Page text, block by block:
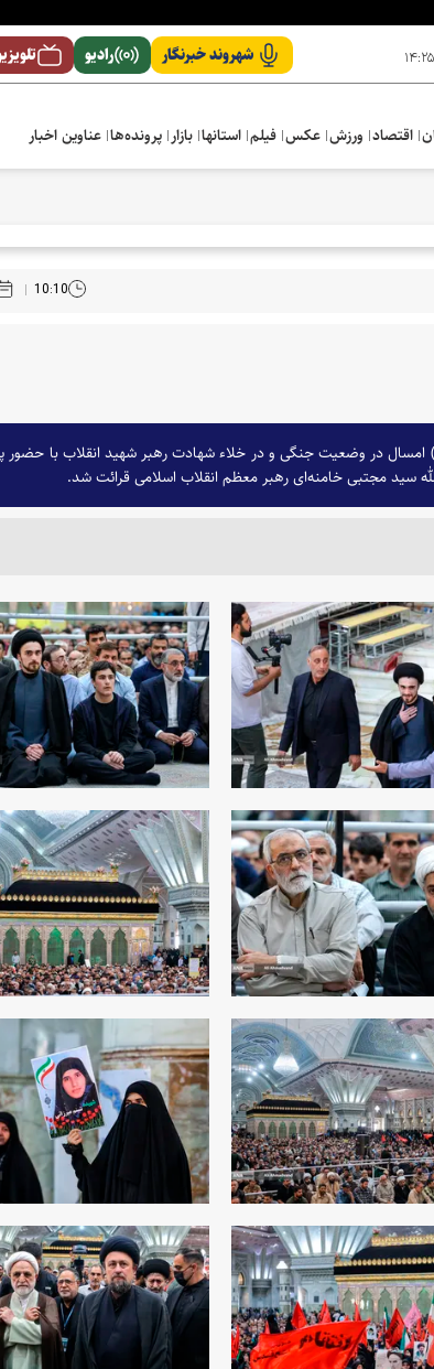
۱۴:۲۵ شهروند خبرنگار رادیو
اقتصاد ورزش عکس فیلم استانها بازار پرونده‌ها عناوین اخبار
10:10
در وضعیت جنگی و در خلاء شهادت رهبر شهید انقلاب با حضور
سید مجتبی خامنه‌ای رهبر معظم انقلاب اسلامی قرائت شد.